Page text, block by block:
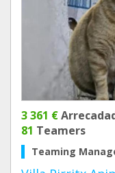
3 361 €
81 Teamers
Teaming